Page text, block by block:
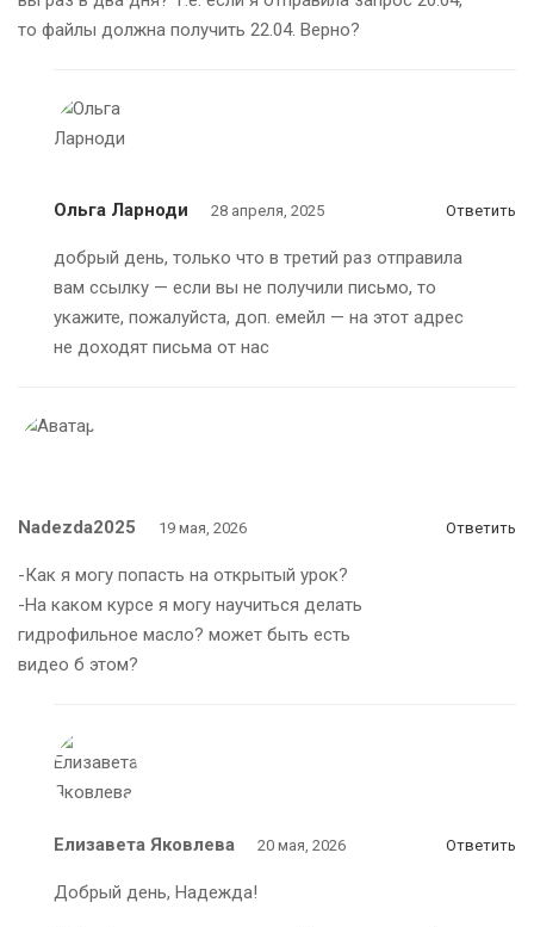
то файлы должна получить 22.04. Верно?
Ольга Ларноди 28 апреля, 2025 Ответить
добрый день, только что в третий раз отправила
вам ссылку — если вы не получили письмо, то
укажите, пожалуйста, доп. емейл — на этот адрес
не доходят письма от нас
Nadezda2025 19 мая, 2026 Ответить
-Как я могу попасть на открытый урок?
-На каком курсе я могу научиться делать
гидрофильное масло? может быть есть
видео б этом?
Елизавета Яковлева 20 мая, 2026 Ответить
Добрый день, Надежда!